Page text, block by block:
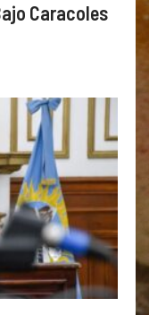
Caracoles